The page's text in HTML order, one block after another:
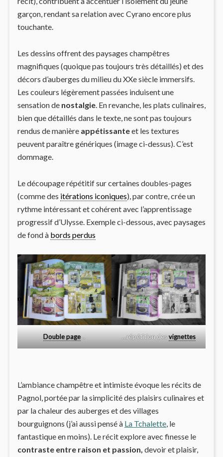
garçon, rendant sa relation avec Cyrano encore plus
touchante.
Les dessins offrent des paysages champêtres
magnifiques (quoique pas toujours très détaillés) et des
décors d’auberges du milieu du XXe siècle immersifs.
Les couleurs légèrement passées induisent une
sensation de nostalgie. En revanche, les plats culinaires,
bien que détaillés dans le texte, ne sont pas toujours
rendus de manière appétissanteet les textures
peuvent paraître génériques (image ci-dessus). C’est
dommage.
Le découpage répétitif sur certaines doubles-pages
(comme des itérations iconiques), par contre, crée un
rythme intéressant et cohérent avec l’apprentissage
progressif d’Ulysse. Exemple ci-dessous, avec paysages
de fond à bords perdus
Double page… …répétition desvignettes
L’ambiance champêtre et intimiste évoque les récits de
Pagnol, portée par la simplicité des plaisirs culinaires et
par la chaleur des auberges et des villages
bourguignons (j’ai aussi pensé à La Tchalette, le
fantastique en moins). Le récit explore avec finesse le
contraste entre raison et passion, devoir et plaisir,